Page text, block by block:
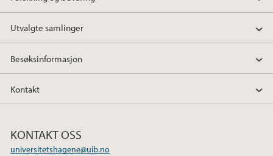
Utvalgte samlinger
Besøksinformasjon
Kontakt
KONTAKT OSS
universitetshagene@uib.no